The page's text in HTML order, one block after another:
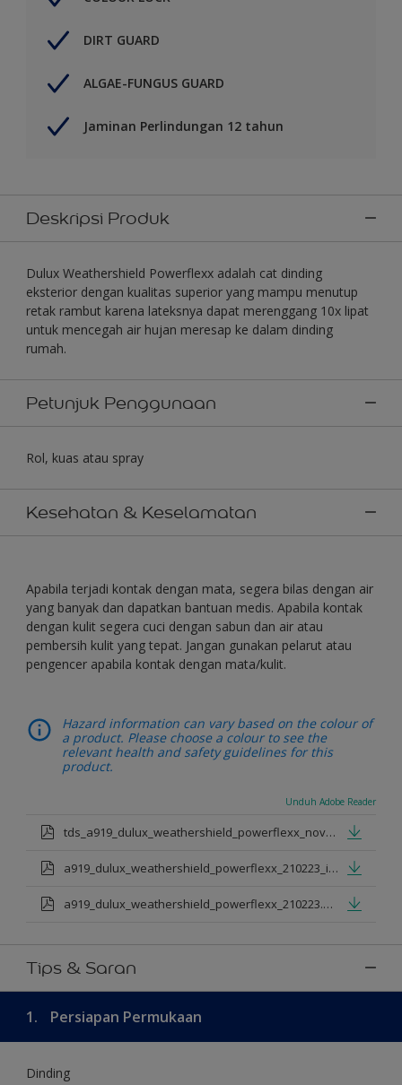
DIRT GUARD
ALGAE-FUNGUS GUARD
Jaminan Perlindungan 12 tahun
Deskripsi Produk
Dulux Weathershield Powerflexx adalah cat dinding
eksterior dengan kualitas superior yang mampu menutup
retak rambut karena lateksnya dapat merenggang 10x lipat
untuk mencegah air hujan meresap ke dalam dinding
rumah.
Petunjuk Penggunaan
Rol, kuas atau spray
Kesehatan & Keselamatan
Apabila terjadi kontak dengan mata, segera bilas dengan air
yang banyak dan dapatkan bantuan medis. Apabila kontak
dengan kulit segera cuci dengan sabun dan air atau
pembersih kulit yang tepat. Jangan gunakan pelarut atau
pengencer apabila kontak dengan mata/kulit.
Hazard information can vary based on the colour of
a product. Please choose a colour to see the
relevant health and safety guidelines for this
product.
Unduh Adobe Reader
tds_a919_dulux_weathershield_powerflexx_nov_2022_id.pdf
a919_dulux_weathershield_powerflexx_210223_id.pdf
a919_dulux_weathershield_powerflexx_210223.pdf
Tips & Saran
1. Persiapan Permukaan
Dinding